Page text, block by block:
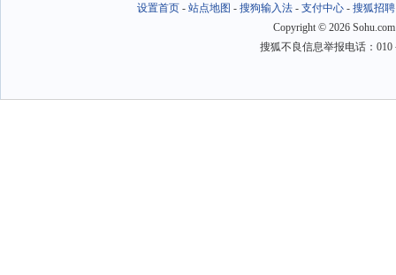
设置首页- 站点地图 - 搜狗输入法- 支付中心- 搜狐招聘
Copyright © 2026
搜狐不良信息举报电话：010